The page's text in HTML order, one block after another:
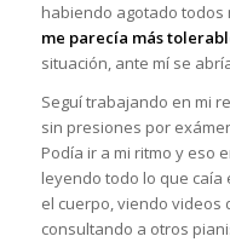
habiendo agotado todos
me parecía más
situación, ante mí se
Seguí trabajando en mi
sin presiones por
Podía ir a mi ritmo y eso
leyendo todo lo que caía
el cuerpo, viendo videos
consultando a otros